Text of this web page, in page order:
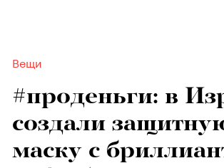
Вещи
#проденьги: в
создали
маску с